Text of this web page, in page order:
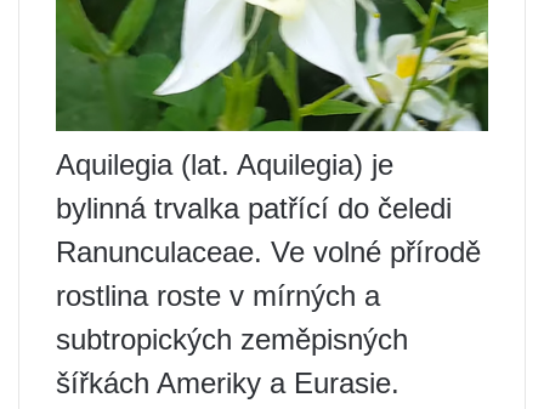
Aquilegia (lat. Aquilegia) je
bylinná trvalka patřící do čeledi
Ranunculaceae. Ve volné přírodě
rostlina roste v mírných a
subtropických zeměpisných
šířkách Ameriky a Eurasie.